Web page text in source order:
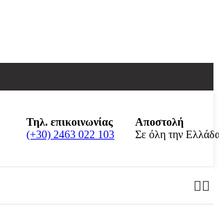
Τηλ. επικοινωνίας
(+30) 2463 022 103
Αποστολή
Σε όλη την